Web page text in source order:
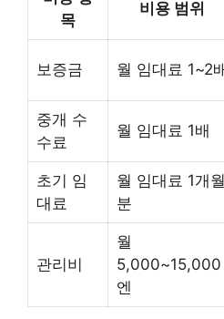
목
비용 범위
보증금 월 임대료 1~2
중개 수
수료
월 임대료 1배
초기 임
대료
월 임대료 1개월
분
관리비
월
5,000~15,000
엔